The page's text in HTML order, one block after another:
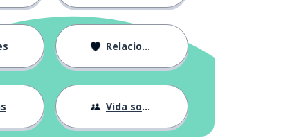
Relacionamentos
Vida social